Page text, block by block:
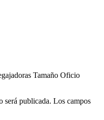
Tamaño Oficio
será publicada. Los campos